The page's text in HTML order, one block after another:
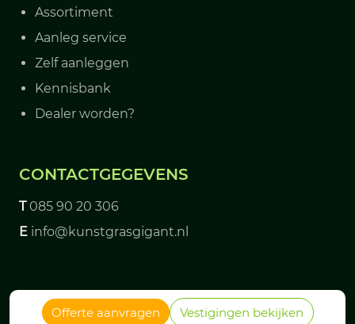
Offerte aanvragen Vestigingen bekijken
Assortiment
Aanleg service
Zelf aanleggen
Kennisbank
Dealer worden?
CONTACTGEGEVENS
T 085 90 20 306
E info@kunstgrasgigant.nl
© 2026 - Kunstgrasgigant